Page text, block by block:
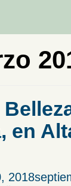
en
2018